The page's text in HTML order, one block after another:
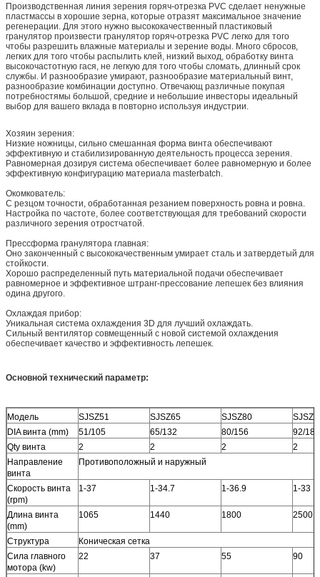
Производственная линия зерения горяч-отрезка PVC сделает ненужные
пластмассы в хорошие зерна, которые отразят максимальное значение
регенерации. Для этого нужно высококачественный пластиковый
гранулятор произвести гранулятор горяч-отрезка PVC легко для того
чтобы разрешить влажные материалы и зерение воды. Много сбросов,
легких для того чтобы распылить клей, низкий выход, обработку винта
высокочастотную гася, не легкую для того чтобы сломать, длинный срок
службы. И разнообразие умирают, разнообразие материальный винт,
разнообразие комбинации доступно. Отвечающ различные покупая
потребностямы большой, средние и небольшие инвесторы идеальный
выбор для вашего вклада в повторно используя индустрии.
Хозяин зерения:
Низкие ножницы, сильно смешанная форма винта обеспечивают
эффективную и стабилизированную деятельность процесса зерения.
Равномерная дозируя система обеспечивает более равномерную и более
эффективную конфигурацию материала masterbatch.
Окомкователь:
С резцом точности, обработанная резанием поверхность ровна и ровна.
Настройка по частоте, более соответствующая для требований скорости
различного зерения отростчатой.
Прессформа гранулятора главная:
Оно законченный с высококачественным умирает сталь и затвердетый для
стойкости.
Хорошо распределенный путь материальной подачи обеспечивает
равномерное и эффективное штранг-прессование лепешек без влияния
одина другого.
Охлаждая прибор:
Уникальная система охлаждения 3D для лучший охлаждать.
Сильный вентилятор совмещенный с новой системой охлаждения
обеспечивает качество и эффективность лепешек.
Основной технический параметр:
Модель SJSZ51 SJSZ65 SJSZ80
DIA винта (mm)
51/105 65/132 80/156
92/188
Qty винта
2 2 2
2
Направление
винта
Противоположный и наружный
Скорость винта
(rpm)
1-37 1-34.7 1-36.9 1-33
Длина винта
(mm)
1065 1440 1800 2500
Структура
Коническая сетка
Сила главного
мотора (kw)
22 37 55 90